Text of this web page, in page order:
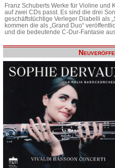
Franz Schuberts Werke für Violine und
auf zwei CDs passt. Es sind die drei
geschäftstüchtige Verleger Diabelli als
kommen die als „Grand Duo“
und die bedeutende C-Dur-Fantasie